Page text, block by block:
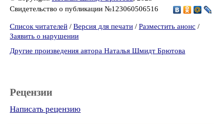
Свидетельство о публикации №123060506516
Список читателей / Версия для печати / Разместить анонс /
Заявить о нарушении
Другие произведения автора Наталья Шмидт Брютова
Рецензии
Написать рецензию